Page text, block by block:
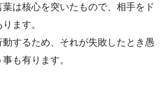
は核心を突いたもので、相手をド
ます。
するため、それが失敗したとき愚
も有ります。